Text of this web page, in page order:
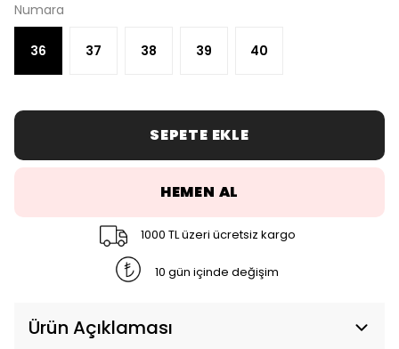
Numara
36 37 38 39 40
SEPETE EKLE
HEMEN AL
1000 TL üzeri ücretsiz kargo
10 gün içinde değişim
Ürün Açıklaması